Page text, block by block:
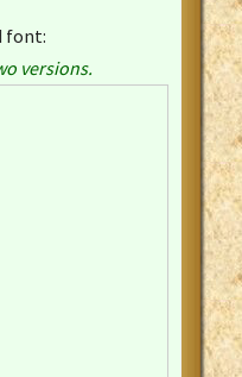
font:
versions.